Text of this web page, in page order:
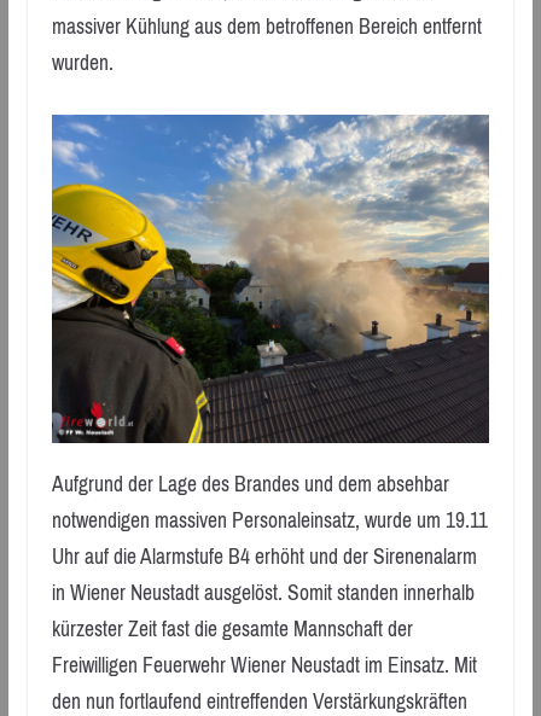
massiver Kühlung aus dem betroffenen Bereich entfernt
wurden.
Aufgrund der Lage des Brandes und dem absehbar
notwendigen massiven Personaleinsatz, wurde um 19.11
Uhr auf die Alarmstufe B4 erhöht und der Sirenenalarm
in Wiener Neustadt ausgelöst. Somit standen innerhalb
kürzester Zeit fast die gesamte Mannschaft der
Freiwilligen Feuerwehr Wiener Neustadt im Einsatz. Mit
den nun fortlaufend eintreffenden Verstärkungskräften